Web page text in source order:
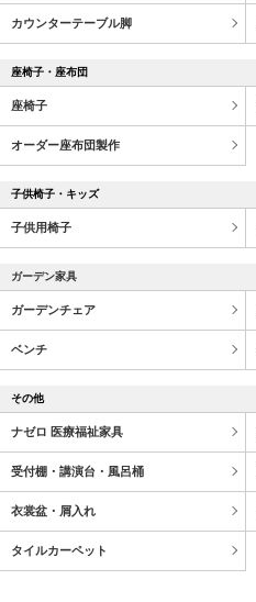
カウンターテーブル脚
座椅子・座布団
座椅子
オーダー座布団製作
子供椅子・キッズ
子供用椅子
ガーデン家具
ガーデンチェア
ベンチ
その他
ナゼロ 医療福祉家具
受付棚・講演台・風呂桶
衣裳盆・屑入れ
タイルカーペット